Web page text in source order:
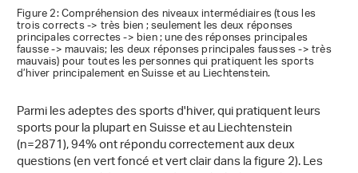
Figure 2: Compréhension des niveaux intermédiaires (tous les
trois corrects -> très bien ; seulement les deux réponses
principales correctes -> bien ; une des réponses principales
fausse -> mauvais; les deux réponses principales fausses -> très
mauvais) pour toutes les personnes qui pratiquent les sports
d’hiver principalement en Suisse et au Liechtenstein.
Parmi les adeptes des sports d'hiver, qui pratiquent leurs
sports pour la plupart en Suisse et au Liechtenstein
(n=2871), 94% ont répondu correctement aux deux
questions (en vert foncé et vert clair dans la figure 2). Les